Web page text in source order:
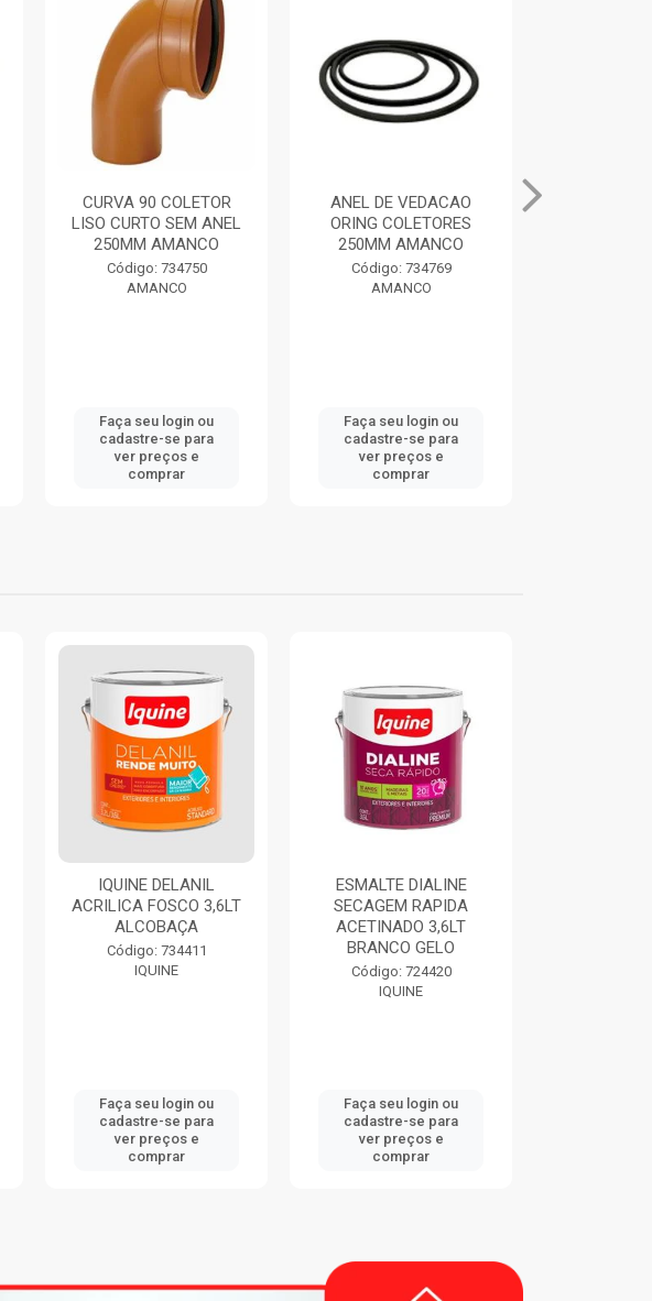
CURVA 90 COLETOR
LISO CURTO SEM ANEL
250MM AMANCO
Código: 734750
AMANCO
Faça seu login ou
cadastre-se para
ver preços e
comprar
ANEL DE VEDACAO
ORING COLETORES
250MM AMANCO
Código: 734769
AMANCO
Faça seu login ou
cadastre-se para
ver preços e
comprar
IQUINE DELANIL
ACRILICA FOSCO 3,6LT
ALCOBAÇA
Código: 734411
IQUINE
Faça seu login ou
cadastre-se para
ver preços e
comprar
ESMALTE DIALINE
SECAGEM RAPIDA
ACETINADO 3,6LT
BRANCO GELO
Código: 724420
IQUINE
Faça seu login ou
cadastre-se para
ver preços e
comprar